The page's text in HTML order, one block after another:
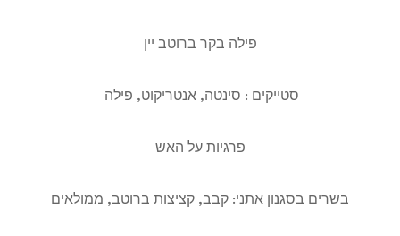
פילה בקר ברוטב יין
סטייקים : סינטה, אנטריקוט, פילה
פרגיות על האש
בשרים בסגנון אתני: קבב, קציצות ברוטב, ממולאים